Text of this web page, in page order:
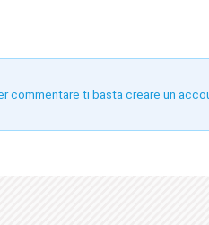
commentare ti basta creare un